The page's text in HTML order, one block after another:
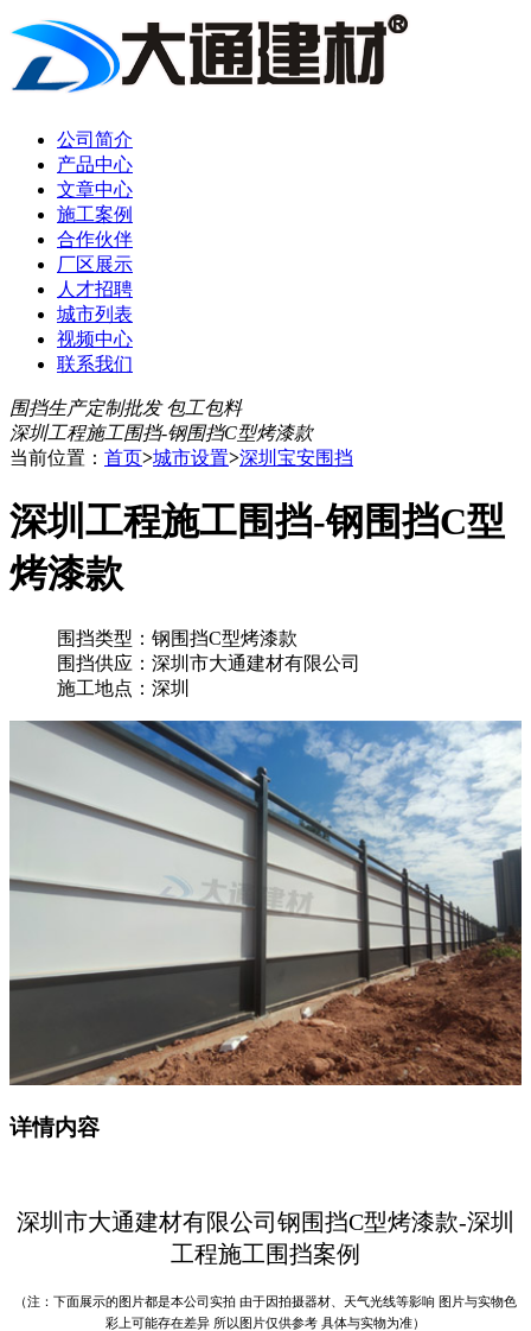
公司简介
产品中心
文章中心
施工案例
合作伙伴
厂区展示
人才招聘
城市列表
视频中心
联系我们
围挡生产定制批发 包工包料
深圳工程施工围挡-钢围挡C型烤漆款
当前位置： 首页>城市设置>深圳宝安围挡
深圳工程施工围挡-钢围挡C型
烤漆款
围挡类型：钢围挡C型烤漆款
围挡供应：深圳市大通建材有限公司
施工地点：深圳
详情内容
深圳市大通建材有限公司钢围挡C型烤漆款-深圳
工程施工围挡案例
（注：下面展示的图片都是本公司实拍 由于因拍摄器材、天气光线等影响 图片与实物色
彩上可能存在差异 所以图片仅供参考 具体与实物为准）